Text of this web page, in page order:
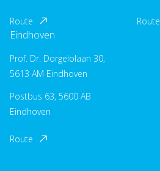
Route Route
Eindhoven
Prof. Dr. Dorgelolaan 30,
5613 AM Eindhoven
Postbus 63, 5600 AB
Eindhoven
Route